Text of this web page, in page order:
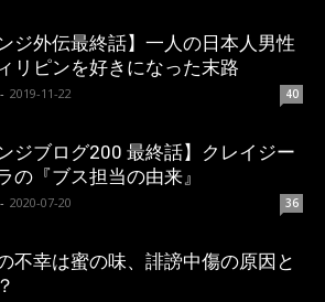
ンジ外伝最終話】一人の日本人男性
リピンを好きになった末路
- 2019-11-22 40
ンジブログ200 最終話】クレイジー
の『ブス担当の由来』
- 2020-07-20 36
不幸は蜜の味、誹謗中傷の原因と